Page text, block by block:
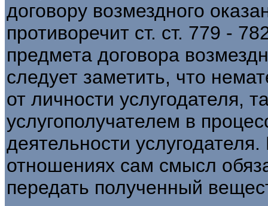
договору возмездного
противоречит ст. ст. 779 -
предмета договора
следует заметить, что
от личности услугодателя,
услугополучателем в
деятельности
отношениях сам смысл
передать полученный